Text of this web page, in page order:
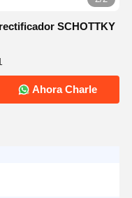
SCHOTTKY
Ahora Charle